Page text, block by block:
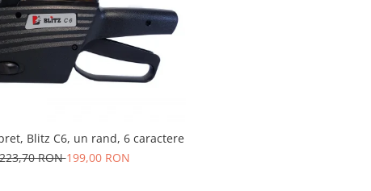
Blitz C6, un rand, 6 caractere
RON199,00 RON